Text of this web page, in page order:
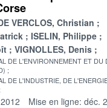
VERCLOS, Christian
ISELIN, Philippe
VIGNOLLES, Denis
DE L'ENVIRONNEMENT ET DU
DE L'INDUSTRIE, DE
Mise en ligne: déc.